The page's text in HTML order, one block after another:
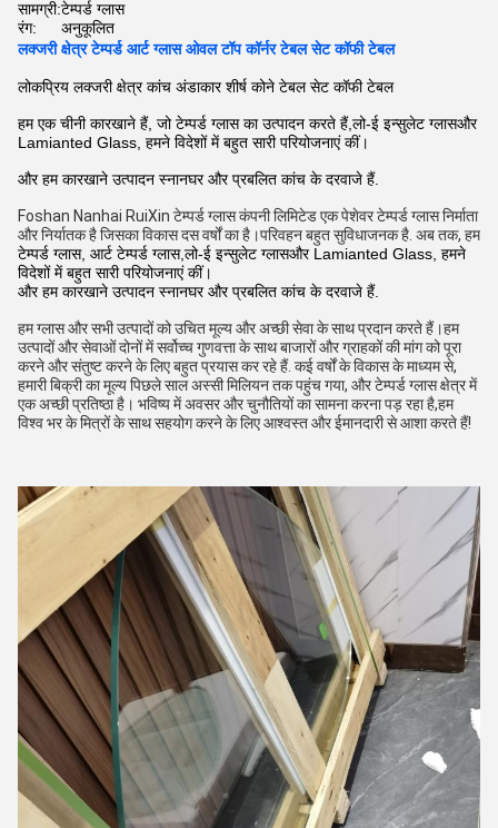
सामग्री:टेम्पर्ड ग्लास
रंग:
अनुकूलित
लक्जरी क्षेत्र टेम्पर्ड आर्ट ग्लास ओवल टॉप कॉर्नर टेबल सेट कॉफी टेबल
लोकप्रिय लक्जरी क्षेत्र कांच अंडाकार शीर्ष कोने टेबल सेट कॉफी टेबल
हम एक चीनी कारखाने हैं, जो टेम्पर्ड ग्लास का उत्पादन करते हैं,लो-ई इन्सुलेट ग्लासऔर
Lamianted Glass, हमने विदेशों में बहुत सारी परियोजनाएं कीं।
और हम कारखाने उत्पादन स्नानघर और प्रबलित कांच के दरवाजे हैं.
Foshan Nanhai RuiXin टेम्पर्ड ग्लास कंपनी लिमिटेड एक पेशेवर टेम्पर्ड ग्लास निर्माता
और निर्यातक है जिसका विकास दस वर्षों का है।परिवहन बहुत सुविधाजनक है. अब तक, हम
टेम्पर्ड ग्लास, आर्ट टेम्पर्ड ग्लास,लो-ई इन्सुलेट ग्लासऔर Lamianted Glass, हमने
विदेशों में बहुत सारी परियोजनाएं कीं।
और हम कारखाने उत्पादन स्नानघर और प्रबलित कांच के दरवाजे हैं.
हम ग्लास और सभी उत्पादों को उचित मूल्य और अच्छी सेवा के साथ प्रदान करते हैं।हम
उत्पादों और सेवाओं दोनों में सर्वोच्च गुणवत्ता के साथ बाजारों और ग्राहकों की मांग को पूरा
करने और संतुष्ट करने के लिए बहुत प्रयास कर रहे हैं. कई वर्षों के विकास के माध्यम से,
हमारी बिक्री का मूल्य पिछले साल अस्सी मिलियन तक पहुंच गया, और टेम्पर्ड ग्लास क्षेत्र में
एक अच्छी प्रतिष्ठा है। भविष्य में अवसर और चुनौतियों का सामना करना पड़ रहा है,हम
विश्व भर के मित्रों के साथ सहयोग करने के लिए आश्वस्त और ईमानदारी से आशा करते हैं!